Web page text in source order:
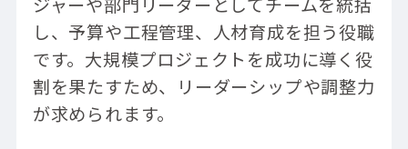
し、予算や工程管理、人材育成を担う役職
です。大規模プロジェクトを成功に導く役
割を果たすため、リーダーシップや調整力
が求められます。